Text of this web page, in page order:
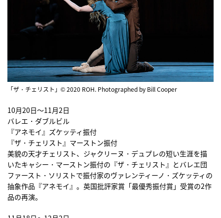
「ザ・チェリスト」© 2020 ROH. Photographed by Bill Cooper
10月20日〜11月2日
バレエ・ダブルビル
『アネモイ』ズケッティ振付
『ザ・チェリスト』マーストン振付
美貌の天才チェリスト、ジャクリーヌ・デュプレの短い生涯を描
いたキャシー・マーストン振付の『ザ・チェリスト』とバレエ団
ファースト・ソリストで振付家のヴァレンティーノ・ズケッティの
抽象作品『アネモイ』。英国批評家賞「最優秀振付賞」受賞の2作
品の再演。